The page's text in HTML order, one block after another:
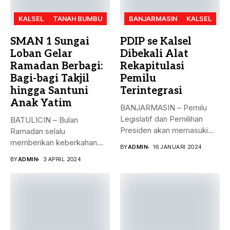
KALSEL TANAH BUMBU
SMAN 1 Sungai
Loban Gelar
Ramadan Berbagi:
Bagi-bagi Takjil
hingga Santuni
Anak Yatim
BATULICIN – Bulan
Ramadan selalu
memberikan keberkahan
BYADMIN 3 APRIL 2024
BANJARMASIN KALSEL
PDIP se Kalsel
Dibekali Alat
Rekapitulasi
Pemilu
Terintegrasi
BANJARMASIN – Pemilu
Legislatif dan Pemilihan
Presiden akan memasuki
BYADMIN 16 JANUARI 2024